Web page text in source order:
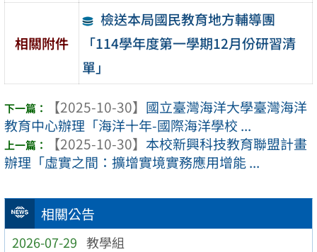
相關公告
2026-07-29 教學組
相關附件
檢送本局國民教育地方輔導團
「114學年度第一學期12月份研習清
單」
【2025-10-30】 國立臺灣海洋大學臺灣海洋
教育中心辦理「海洋十年-國際海洋學校 ...
【2025-10-30】 本校新興科技教育聯盟計畫
辦理「虛實之間：擴增實境實務應用增能 ...